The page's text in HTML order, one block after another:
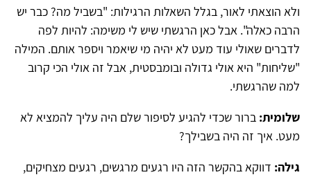
ולא הוצאתי לאור, בגלל השאלות הרגילות: "בשביל מה? כבר יש
הרבה כאלה". אבל כאן הרגשתי שיש לי משימה: להיות לפה
לדברים שאולי עוד מעט לא יהיה מי שיאמר ויספר אותם. המילה
"שליחות" היא אולי גדולה ובומבסטית, אבל זה אולי הכי קרוב
למה שהרגשתי.
שלומית: ברור שכדי להגיע לסיפור שלם היה עליך להמציא לא
מעט. איך זה היה בשבילך?
גילה: דווקא בהקשר הזה היו רגעים מרגשים, רגעים מצחיקים,